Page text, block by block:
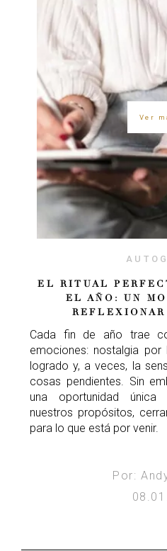
Ver
EL RITUAL
EL AÑO: UN
Cada fin de año trae
emociones: nostalgia
logrado y, a veces, la
cosas pendientes. Sin
una oportunidad
nuestros propósitos,
para lo que está por venir.
Por: